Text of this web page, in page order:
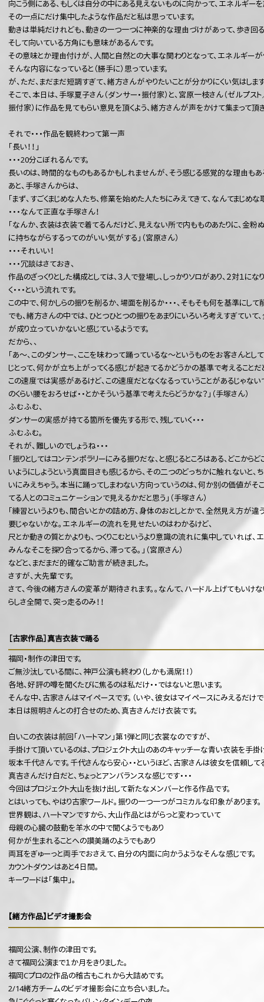
向こう側にある、もしくは自分の中にある見えないものに向かって、エネルギー
その一点にだけ集中したような作品だと私は思っています。
動きは単純だけれども、動きの一つ一つに神楽的な理由づけがあって、歩き回
そして向いている方角にも意味があるんです。
その意味とか理由付けが、人間と自然との大事な関わりとなって、エネルギーが
そんな内容になっていると（勝手に）思っています。
が、ただ、まだまだ短調すぎて、緒方さんがやりたいことが分かりにくい気はします
そこで、本日は、手塚夏子さん（ダンサー・振付家）と、宮原一枝さん（ゼルプス
振付家）に作品を見てもらい意見を頂くよう、緒方さんが声をかけて集まって頂き
それで・・・作品を観終わって第一声
「長い！！」
・・・20分こぼれるんです。
長いのは、時間的なものもあるかもしれませんが、そう感じる感覚的な理由もあ
あと、手塚さんからは、
「まず、すごくまじめな人たち、修業を始めた人たちにみえてきて、なんてまじめな
・・・なんて正直な手塚さん！
「なんか、衣装は衣装で着てるんだけど、見えない所で内もものあたりに、金粉
に持ちながらするってのがいい気がする」（宮原さん）
・・・それいい！
・・・冗談はさておき、
作品のざっくりとした構成としては、３人で登場し、しっかりソロがあり、２対１に
く・・・という流れです。
この中で、何かしらの振りを削るか、場面を削るか・・・、そもそも何を基準にして
でも、緒方さんの中では、ひとつひとつの振りをあまりにいろいろ考えすぎてい
が成り立っていかないと感じているようです。
だから、、
「あ～、このダンサー、ここを味わって踊っているな～というものをお客さんと
じとって、何かが立ち上がってくる感じが起きてるかどうかの基準で考えることだ
この速度では実感があるけど、この速度だとなくなるっていうことがあるじゃない
のくらい腰をおろせば・・とかそういう基準で考えたらどうかな？」（手塚さん）
ふむふむ、
ダンサーの実感が持てる箇所を優先する形で、残していく・・・
ふむふむ。
それが、難しいのでしょうね・・・
「振りとしてはコンテンポラリーにみる振りだな、と感じるところはある、どこから
いようにしようという真面目さも感じるから、その二つのどっちかに触れないと
いにみえちゃう。本当に踊ってしまわない方向っていうのは、何か別の価値が
てる人とのコミュニケーションで見えるかだと思う」（手塚さん）
「練習というよりも、間合いとかの詰め方、身体のおとしとかで、全然見え方が
要じゃないかな。エネルギーの流れを見せたいのはわかるけど、
尺とか動きの質とかよりも、つくりこむというより意識の流れに集中していれば、
みんなそこを探り合ってるから、滞ってる。」（宮原さん）
などと、まだまだ的確なご助言が続きました。
さすが、大先輩です。
さて、今後の緒方さんの変革が期待されます。。なんて、ハードル上げてもいけな
らしさ全開で、突っ走るのみ！！
［古家作品］真吉衣装で踊る
福岡・制作の津田です。
ご無沙汰している間に、神戸公演も終わり（しかも満席！！）
各地、好評の噂を聞くたびに焦るのは私だけ・・ではないと思います。
そんな中、古家さんはマイペースです。（いや、彼女はマイペースにみえるだけで
本日は照明さんとの打合せのため、真吉さんだけ衣装です。
白いこの衣装は前回「ハートマン」第1弾と同じ衣裳なのですが、
手掛けて頂いているのは、プロジェクト大山のあのキャッチーな青い衣装を手掛
坂本千代さんです。千代さんなら安心・・というほど、古家さんは彼女を信頼して
真吉さんだけ白だと、ちょっとアンバランスな感じです・・・
今回はプロジェクト大山を抜け出して新たなメンバーと作る作品です。
とはいっても、やはり古家ワールド。振りの一つ一つがコミカルな印象があります。
世界観は、ハートマンですから、大山作品とはがらっと変わっていて
母親の心臓の鼓動を羊水の中で聞くようでもあり
何かが生まれることへの讃美踊のようでもあり
両耳をぎゅーっと両手でおさえて、自分の内面に向かうようなそんな感じです。
カウントダウンはあと４日間。
キーワードは「集中」。
【緒方作品】ビデオ撮影会
福岡公演、制作の津田です。
さて福岡公演まで１か月をきりました。
福岡Cプロの2作品の稽古もこれから大詰めです。
2/14緒方チームのビデオ撮影会に立ち合いました。